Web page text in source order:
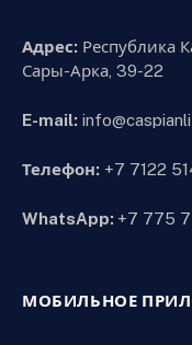
Адрес: Республика
Сары-Арка, 39-22
E-mail:
Телефон: +7 7122
WhatsApp: +7 775
МОБИЛЬНОЕ